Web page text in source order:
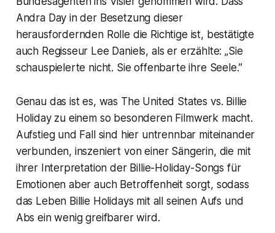
Andra Day in der Besetzung dieser
herausfordernden Rolle die Richtige ist, bestätigte
auch Regisseur Lee Daniels, als er erzählte: „Sie
schauspielerte nicht. Sie offenbarte ihre Seele.”
Genau das ist es, was The United States vs. Billie
Holidayzu einem so besonderen Filmwerk macht.
Aufstieg und Fall sind hier untrennbar miteinander
verbunden, inszeniert von einer Sängerin, die mit
ihrer Interpretation der Billie-Holiday-Songs für
Emotionen aber auch Betroffenheit sorgt, sodass
das Leben Billie Holidays mit all seinen Aufs und
Abs ein wenig greifbarer wird.